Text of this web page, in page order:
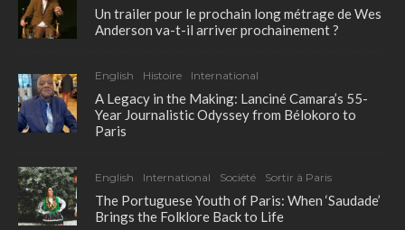
Un trailer pour le prochain long métrage de Wes
Anderson va-t-il arriver prochainement ?
English Histoire International
A Legacy in the Making: Lanciné Camara’s 55-
Year Journalistic Odyssey from Bélokoro to
Paris
English International Société Sortir à Paris
The Portuguese Youth of Paris: When ‘Saudade’
Brings the Folklore Back to Life